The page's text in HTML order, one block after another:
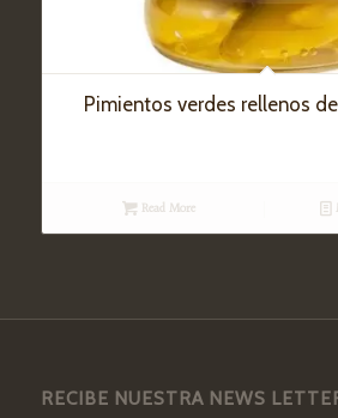
Pimientos verdes rellenos
Read More
RECIBE NUESTRA NEWS